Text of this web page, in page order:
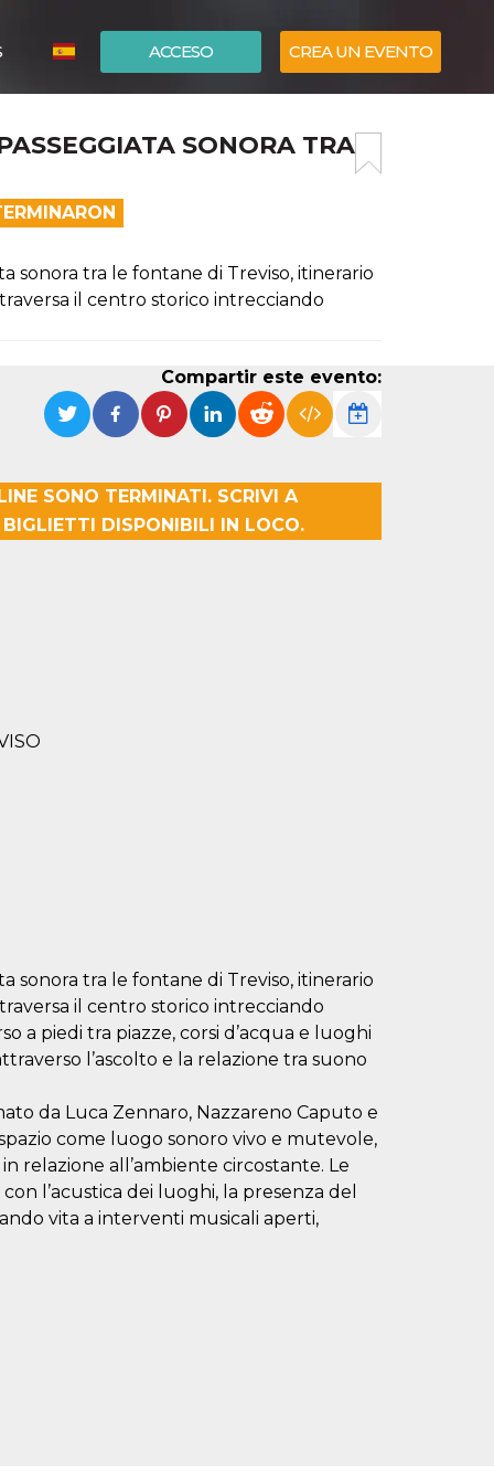
ACCESO CREA UN EVENTO
ENGLISH
SONORA TRA
sonora tra le fontane di Treviso, itinerario
il centro storico intrecciando
Compartir este evento:
SONO TERMINATI. SCRIVI A
DISPONIBILI IN LOCO.
sonora tra le fontane di Treviso, itinerario
il centro storico intrecciando
a piedi tra piazze, corsi d’acqua e luoghi
l’ascolto e la relazione tra suono
da Luca Zennaro, Nazzareno Caputo e
come luogo sonoro vivo e mutevole,
relazione all’ambiente circostante. Le
l’acustica dei luoghi, la presenza del
vita a interventi musicali aperti,